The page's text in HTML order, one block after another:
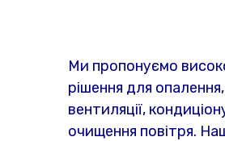
Ми пропонуємо
рішення для опалення,
вентиляції,
очищення повітря.